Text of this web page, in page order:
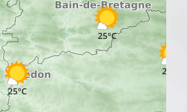
25°C
25°C
25°C